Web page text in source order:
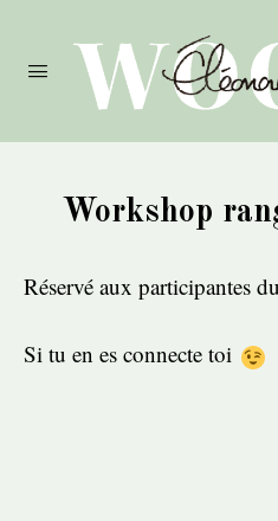
Workshop
Réservé aux participantes
Si tu en es connecte toi